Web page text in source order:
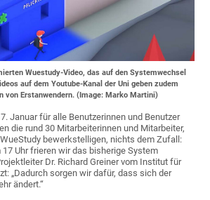
Wuestudy-Video, das auf den Systemwechsel
auf dem Youtube-Kanal der Uni geben zudem
von Erstanwendern. (Image: Marko Martini)
Januar für alle Benutzerinnen und Benutzer
die rund 30 Mitarbeiterinnen und Mitarbeiter,
bewerkstelligen, nichts dem Zufall:
17 Uhr frieren wir das bisherige System
Dr. Richard Greiner vom Institut für
„Dadurch sorgen wir dafür, dass sich der
ändert.“